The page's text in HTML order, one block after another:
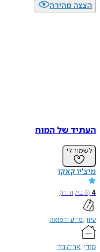
הצצה מהירה
העתיד של המוח
לשמור לי
מיצ'יו קאקו
4
(
6ביקורות)
עיון מדע ורפואה
מודן אריה ניר